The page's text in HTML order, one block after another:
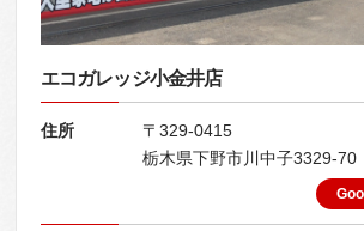
エコガレッジ小金井店
住所
〒329-0415
栃木県下野市川中子3329-70